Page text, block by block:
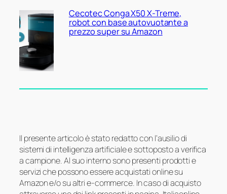
Cecotec Conga X50 X-Treme,
robot con base autovuotante a
prezzo super su Amazon
Il presente articolo è stato redatto con l’ausilio di
sistemi di intelligenza artificiale e sottoposto a verifica
a campione. Al suo interno sono presenti prodotti e
servizi che possono essere acquistati online su
Amazon e/o su altri e-commerce. In caso di acquisto